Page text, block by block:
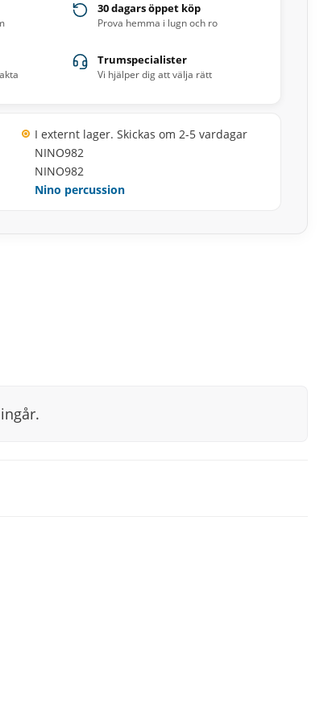
30 dagars öppet köp
Prova hemma i lugn och ro
Trumspecialister
Vi hjälper dig att välja rätt
I externt lager. Skickas om 2-5 vardagar
NINO982
NINO982
Nino percussion